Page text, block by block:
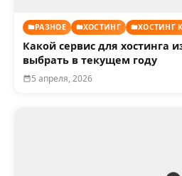
РАЗНОЕ ХОСТИНГ ХОСТИНГ
Какой сервис для хостинга
выбрать в текущем году
5 апреля, 2026